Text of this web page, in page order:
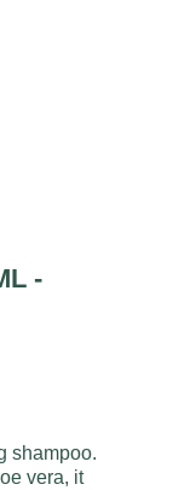
-
shampoo.
vera, it